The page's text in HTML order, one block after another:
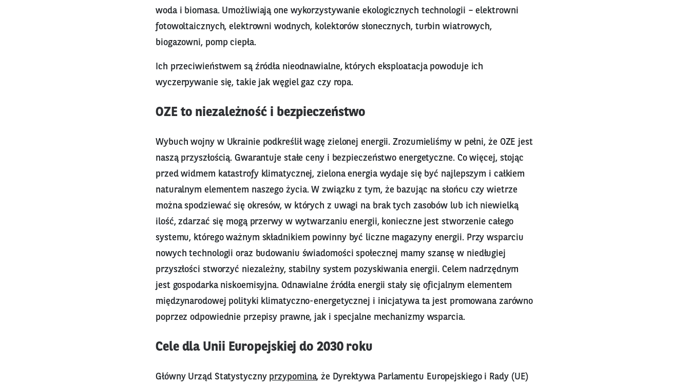
woda i biomasa. Umożliwiają one wykorzystywanie ekologicznych technologii – elektrowni
fotowoltaicznych, elektrowni wodnych, kolektorów słonecznych, turbin wiatrowych,
biogazowni, pomp ciepła.
Ich przeciwieństwem są źródła nieodnawialne, których eksploatacja powoduje ich
wyczerpywanie się, takie jak węgiel gaz czy ropa.
OZE to niezależność i bezpieczeństwo
Wybuch wojny w Ukrainie podkreślił wagę zielonej energii. Zrozumieliśmy w pełni, że OZE jest
naszą przyszłością. Gwarantuje stałe ceny i bezpieczeństwo energetyczne. Co więcej, stojąc
przed widmem katastrofy klimatycznej, zielona energia wydaje się być najlepszym i całkiem
naturalnym elementem naszego życia. W związku z tym, że bazując na słońcu czy wietrze
można spodziewać się okresów, w których z uwagi na brak tych zasobów lub ich niewielką
ilość, zdarzać się mogą przerwy w wytwarzaniu energii, konieczne jest stworzenie całego
systemu, którego ważnym składnikiem powinny być liczne magazyny energii. Przy wsparciu
nowych technologii oraz budowaniu świadomości społecznej mamy szansę w niedługiej
przyszłości stworzyć niezależny, stabilny system pozyskiwania energii. Celem nadrzędnym
jest gospodarka niskoemisyjna. Odnawialne źródła energii stały się oficjalnym elementem
międzynarodowej polityki klimatyczno-energetycznej i inicjatywa ta jest promowana zarówno
poprzez odpowiednie przepisy prawne, jak i specjalne mechanizmy wsparcia.
Cele dla Unii Europejskiej do 2030 roku
Główny Urząd Statystyczny przypomina, że Dyrektywa Parlamentu Europejskiego i Rady (UE)